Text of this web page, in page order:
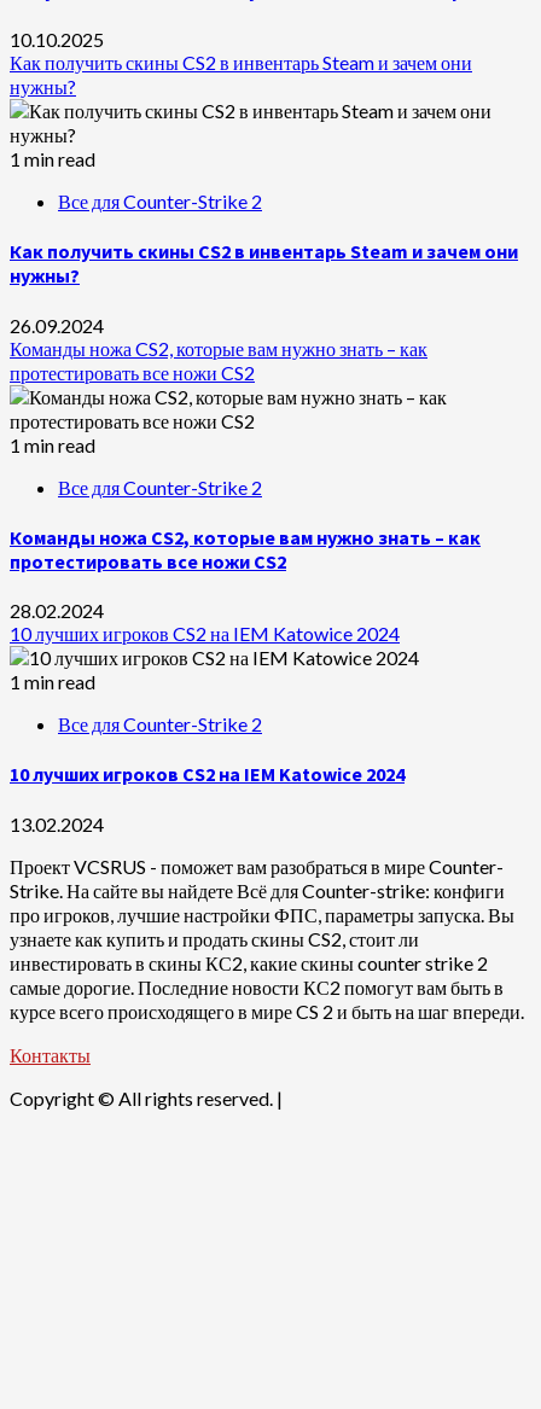
10.10.2025
Как получить скины CS2 в инвентарь Steam и зачем они
нужны?
1 min read
Все для Counter-Strike 2
Как получить скины CS2 в инвентарь Steam и зачем они
нужны?
26.09.2024
Команды ножа CS2, которые вам нужно знать – как
протестировать все ножи CS2
1 min read
Все для Counter-Strike 2
Команды ножа CS2, которые вам нужно знать – как
протестировать все ножи CS2
28.02.2024
10 лучших игроков CS2 на IEM Katowice 2024
1 min read
Все для Counter-Strike 2
10 лучших игроков CS2 на IEM Katowice 2024
13.02.2024
Проект VCSRUS - поможет вам разобраться в мире Counter-
Strike. На сайте вы найдете Всё для Counter-strike: конфиги
про игроков, лучшие настройки ФПС, параметры запуска. Вы
узнаете как купить и продать скины CS2, стоит ли
инвестировать в скины КС2, какие скины counter strike 2
самые дорогие. Последние новости КС2 помогут вам быть в
курсе всего происходящего в мире CS 2 и быть на шаг впереди.
Контакты
Copyright © All rights reserved. |